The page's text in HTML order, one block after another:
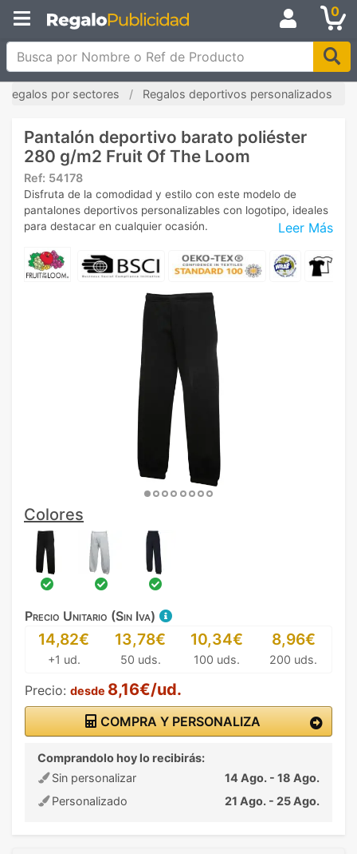
0
Busca por Nombre o Ref de Producto
Regalos por sectores Regalos deportivos personalizados
Pantalón deportivo barato poliéster
280 g/m2 Fruit Of The Loom
Ref: 54178
Leer Más
Disfruta de la comodidad y estilo con este modelo de
pantalones deportivos personalizables con logotipo, ideales
para destacar en cualquier ocasión.
Colores
Precio Unitario (Sin Iva)
14,82€
+1 ud.
13,78€
50 uds.
10,34€
100 uds.
8,96€
200 uds.
Precio: desde 8,16€/ud.
COMPRA Y PERSONALIZA
Comprandolo hoy lo recibirás:
Sin personalizar
14 Ago. - 18 Ago.
Personalizado
21 Ago. - 25 Ago.